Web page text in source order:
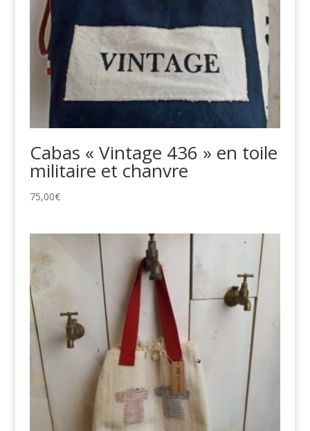
Cabas « Vintage 436 » en toile
militaire et chanvre
75,00€